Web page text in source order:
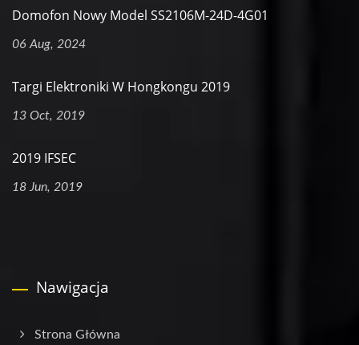
Domofon Nowy Model SS2106M-24D-4G01
06 Aug, 2024
Targi Elektroniki W Hongkongu 2019
13 Oct, 2019
2019 IFSEC
18 Jun, 2019
Nawigacja
Strona Główna